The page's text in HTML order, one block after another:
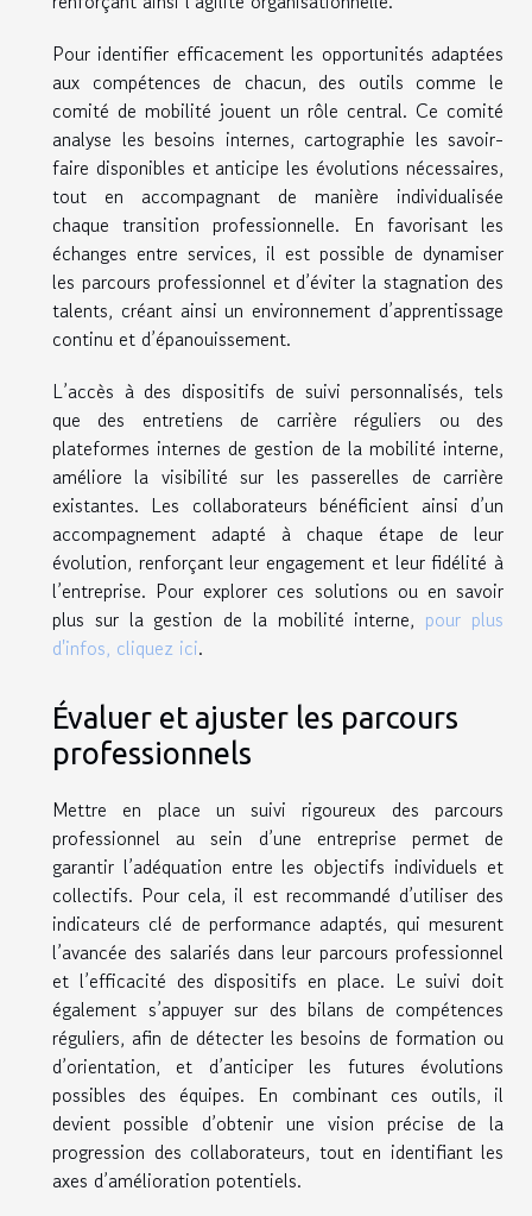
Pour identifier efficacement les opportunités adaptées
aux compétences de chacun, des outils comme le
comité de mobilité jouent un rôle central. Ce comité
analyse les besoins internes, cartographie les savoir-
faire disponibles et anticipe les évolutions nécessaires,
tout en accompagnant de manière individualisée
chaque transition professionnelle. En favorisant les
échanges entre services, il est possible de dynamiser
les parcours professionnel et d’éviter la stagnation des
talents, créant ainsi un environnement d’apprentissage
continu et d’épanouissement.
L’accès à des dispositifs de suivi personnalisés, tels
que des entretiens de carrière réguliers ou des
plateformes internes de gestion de la mobilité interne,
améliore la visibilité sur les passerelles de carrière
existantes. Les collaborateurs bénéficient ainsi d’un
accompagnement adapté à chaque étape de leur
évolution, renforçant leur engagement et leur fidélité à
l’entreprise. Pour explorer ces solutions ou en savoir
plus sur la gestion de la mobilité interne, pour plus
d'infos, cliquez ici.
Évaluer et ajuster les parcours
professionnels
Mettre en place un suivi rigoureux des parcours
professionnel au sein d’une entreprise permet de
garantir l’adéquation entre les objectifs individuels et
collectifs. Pour cela, il est recommandé d’utiliser des
indicateurs clé de performance adaptés, qui mesurent
l’avancée des salariés dans leur parcours professionnel
et l’efficacité des dispositifs en place. Le suivi doit
également s’appuyer sur des bilans de compétences
réguliers, afin de détecter les besoins de formation ou
d’orientation, et d’anticiper les futures évolutions
possibles des équipes. En combinant ces outils, il
devient possible d’obtenir une vision précise de la
progression des collaborateurs, tout en identifiant les
axes d’amélioration potentiels.